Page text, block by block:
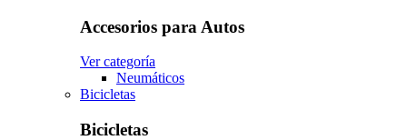
Accesorios para Autos
Ver categoría
Neumáticos
Bicicletas
Bicicletas